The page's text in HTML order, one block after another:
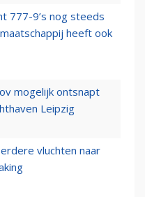
777-9’s nog steeds
heeft ook
mogelijk ontsnapt
Leipzig
vluchten naar